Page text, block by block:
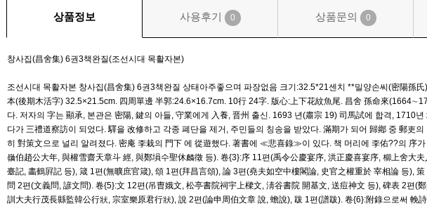
상품정보 사용후기 0 상품문의 0
창사집(昌舍集) 6권3책완질(조선시대 목활자본)
조선시대 목활자본 창사집(昌舍集) 6권3책완질 상태아주좋으며 파장없음 크기:32.5*21센치 **밀양손씨(密陽孫
本(後期木活字) 32.5×21.5cm. 四周單邊 半郭:24.6×16.7cm. 10行 24字. 版心:上下花紋魚尾. 昌舍 孫命來
다. 저자의 字는 顯承, 본관은 密陽, 鍵의 아들, 守業에게 入養, 晋州 출신. 1693 년(肅宗 19) 司馬試에 합격, 1710
다가 三禮道察訪이 되었다. 驛을 改修하고 각종 폐단을 제거, 주민들의 칭송을 받았다. 滿期가 되어 歸鄕 중 郵吏
히 對策文으로 널리 알려졌다. 密庵 李栽의 門下 에 從遊했다. 著書에 ≪悲喜錄≫이 있다. 책 머리에 李佑??의 序
嶺伯趙公大年, 與權雪齋天章斗 經, 與鄭塤수聖休麟徵 등). 卷{3}:序 11편(禹令公慶宴序, 洪正慶喜宴序, 柳上舍大
臺記, 畵鶴屛記 등), 箴 1편(無曠庶官箴), 頌 1편(拜昌言頌), 論 3편(堯夫如空中樓閣論, 史官之權重於 宰相論 등),
問 2편(文義問, 諺文問). 卷{5}:文 12편(吊曺娥文, 松亭書院祠宇上樑文, 淸谷書院 開基文, 送痘神文 등), 碑表 2편(
訓大夫行茂長縣監韓公行狀, 宗室樂原君行狀), 說 2편(論申周伯文章 說, 蟾說), 跋 1편(譜跋). 卷{6}:附錄으로써 輓